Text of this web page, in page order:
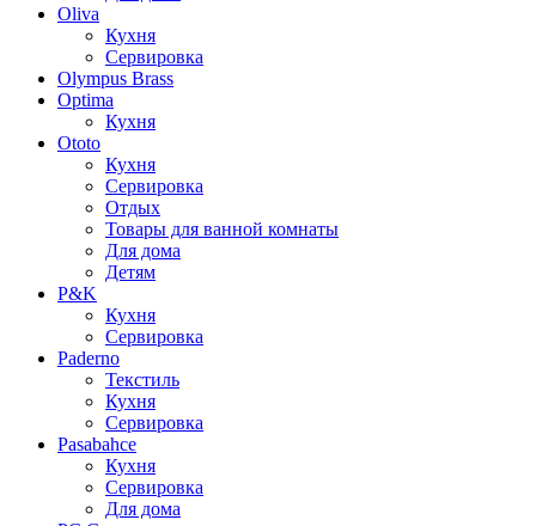
Oliva
Кухня
Сервировка
Olympus Brass
Optima
Кухня
Ototo
Кухня
Сервировка
Отдых
Товары для ванной комнаты
Для дома
Детям
P&K
Кухня
Сервировка
Paderno
Текстиль
Кухня
Сервировка
Pasabahce
Кухня
Сервировка
Для дома